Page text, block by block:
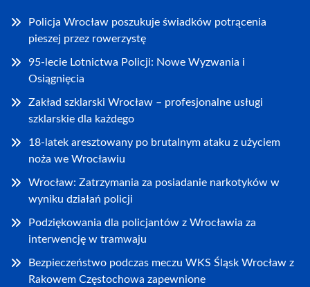
Policja Wrocław poszukuje świadków potrącenia
pieszej przez rowerzystę
95-lecie Lotnictwa Policji: Nowe Wyzwania i
Osiągnięcia
Zakład szklarski Wrocław – profesjonalne usługi
szklarskie dla każdego
18-latek aresztowany po brutalnym ataku z użyciem
noża we Wrocławiu
Wrocław: Zatrzymania za posiadanie narkotyków w
wyniku działań policji
Podziękowania dla policjantów z Wrocławia za
interwencję w tramwaju
Bezpieczeństwo podczas meczu WKS Śląsk Wrocław z
Rakowem Częstochowa zapewnione